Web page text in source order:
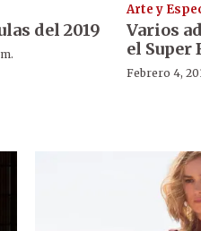
del 2019
Arte y
Varios
el Super
Febrero 4,